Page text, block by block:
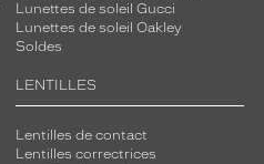
Lunettes de soleil Gucci
Lunettes de soleil Oakley
Soldes
LENTILLES
Lentilles de contact
Lentilles correctrices